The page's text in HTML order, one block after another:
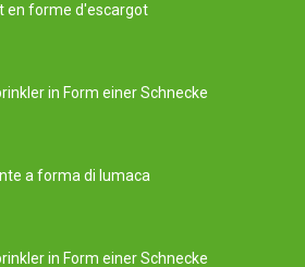
en forme d'escargot
in Form einer Schnecke
a forma di lumaca
in Form einer Schnecke